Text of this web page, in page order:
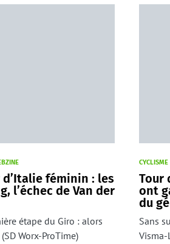
féminin : les
l’échec de Van der
étape du Giro : alors
Worx-ProTime)
Tour
ont
du
Sans
Visma-